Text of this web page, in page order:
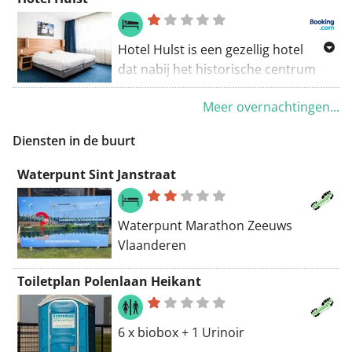
Zuid en op 25 km van het
Astridplein.
Hotel Hulst is een gezellig hotel
dat nabij het historische centrum
van Hulst is gelegen. Het hotel is
persoonlijk en gastvrij en biedt
internetverbinding. Gasten kunnen
genieten van een heerlijk diner in
restaurant De Eetkamer.
Meer overnachtingen...
Diensten in de buurt
Waterpunt Sint Janstraat
Waterpunt Marathon Zeeuws
Vlaanderen
Toiletplan Polenlaan Heikant
6 x biobox + 1 Urinoir